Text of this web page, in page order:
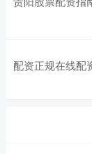
配资正规在线配